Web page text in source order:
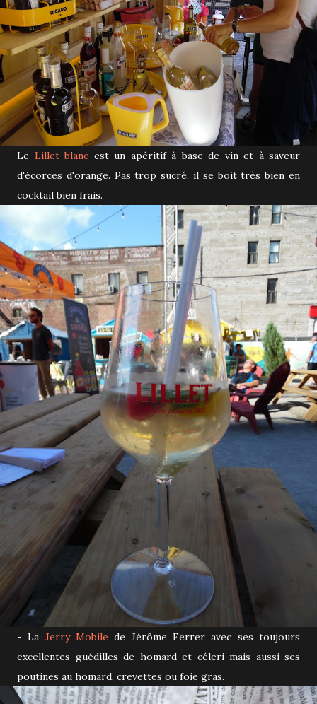
Le Lillet blanc est un apéritif à base de vin et à saveur
d'écorces d'orange. Pas trop sucré, il se boit très bien en
cocktail bien frais.
- La Jerry Mobile de Jérôme Ferrer avec ses toujours
excellentes guédilles de homard et céleri mais aussi ses
poutines au homard, crevettes ou foie gras.